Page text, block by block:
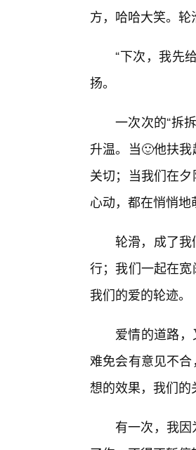
方，哈哈大笑。
“下次，我先
扬。
一次次的“拆
升温。当🙂他扶
关切；当我们在
心动，都在悄悄地
轮滑，成了
行；我们一起在
我们的爱的轮迹。
爱情的道路
难免会有意见不
想的效果，我们
有一次，我